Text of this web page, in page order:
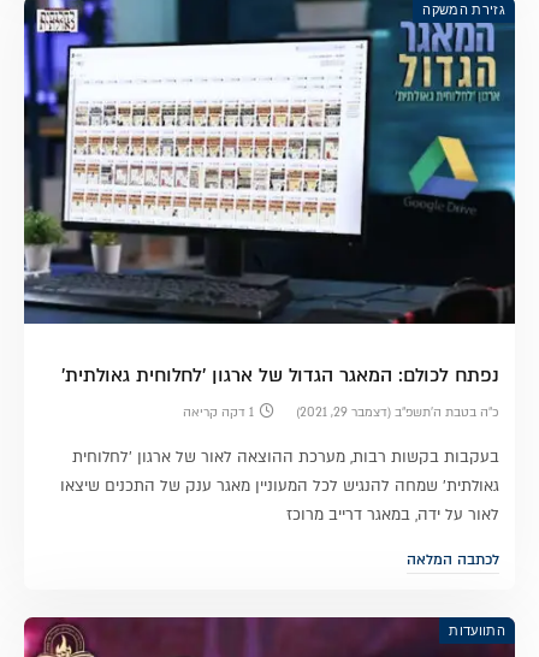
גזירת המשקה
נפתח לכולם: המאגר הגדול של ארגון 'לחלוחית גאולתית'
כ״ה בטבת ה׳תשפ״ב (דצמבר 29, 2021) 1 דקה קריאה
בעקבות בקשות רבות, מערכת ההוצאה לאור של ארגון 'לחלוחית
גאולתית' שמחה להנגיש לכל המעוניין מאגר ענק של התכנים שיצאו
לאור על ידה, במאגר דרייב מרוכז
לכתבה המלאה
התוועדות